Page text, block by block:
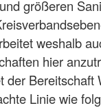
größeren
weshalb
hier
der Bereitschaft
Linie wie